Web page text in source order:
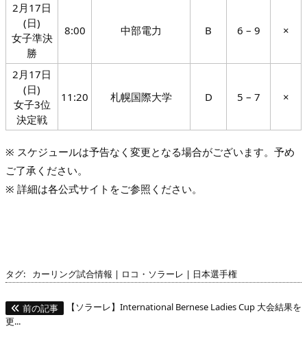
2月17日
(日)
女子準決
勝
8:00 中部電力 B 6 – 9 ×
2月17日
(日)
女子3位
決定戦
11:20 札幌国際大学 D 5 – 7 ×
※ スケジュールは予告なく変更となる場合がございます。予め
ご了承ください。
※ 詳細は各公式サイトをご参照ください。
タグ: カーリング試合情報 | ロコ・ソラーレ | 日本選手権
前の記事
【ソラーレ】International Bernese Ladies Cup 大会結果を
更...